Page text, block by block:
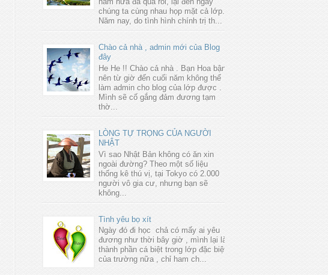
chúng ta cùng nhau họp mặt cả lớp.
Năm nay, do tình hình chính trị th...
Chào cả nhà , admin mới của Blog
đây
He He !! Chào cả nhà . Bạn Hoa bận
nên từ giờ đến cuối năm không thể
làm admin cho blog của lớp được .
Mình sẽ cố gắng đảm đương tạm
thờ...
LÒNG TỰ TRỌNG CỦA NGƯỜI
NHẬT
Vì sao Nhật Bản không có ăn xin
ngoài đường? Theo một số liệu
thống kê thú vị, tại Tokyo có 2.000
người vô gia cư, nhưng bạn sẽ
không...
Tình yêu bọ xít
Ngày đó đi học chả có mấy ai yêu
đương như thời bây giờ , mình lại là
thành phần cá biệt trong lớp đặc biệt
của trường nữa , chỉ ham ch...